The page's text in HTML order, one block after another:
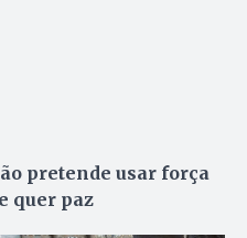
pretende usar força
quer paz